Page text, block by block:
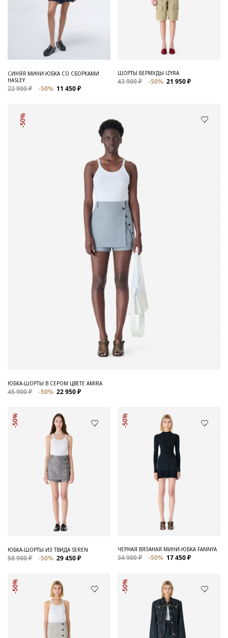
СИНЯЯ МИНИ-ЮБКА СО СБОРКАМИ
HASLEY
22 900 ₽ -50% 11 450 ₽
ШОРТЫ БЕРМУДЫ IZYRA
43 900 ₽ -50% 21 950 ₽
-50%
ЮБКА-ШОРТЫ В СЕРОМ ЦВЕТЕ AMIRA
45 900 ₽ -50% 22 950 ₽
-50%
ЮБКА-ШОРТЫ ИЗ ТВИДА SEREN
58 900 ₽ -50% 29 450 ₽
-50%
ЧЕРНАЯ ВЯЗАНАЯ МИНИ-ЮБКА FANNYA
34 900 ₽ -50% 17 450 ₽
-50% -50%